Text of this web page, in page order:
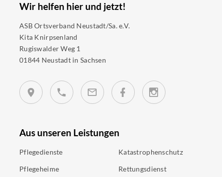
Wir helfen hier und jetzt!
ASB Ortsverband Neustadt/Sa. e.V.
Kita Knirpsenland
Rugiswalder Weg 1
01844 Neustadt in Sachsen
Aus unseren Leistungen
Pflegedienste
Pflegeheime
Katastrophenschutz
Rettungsdienst